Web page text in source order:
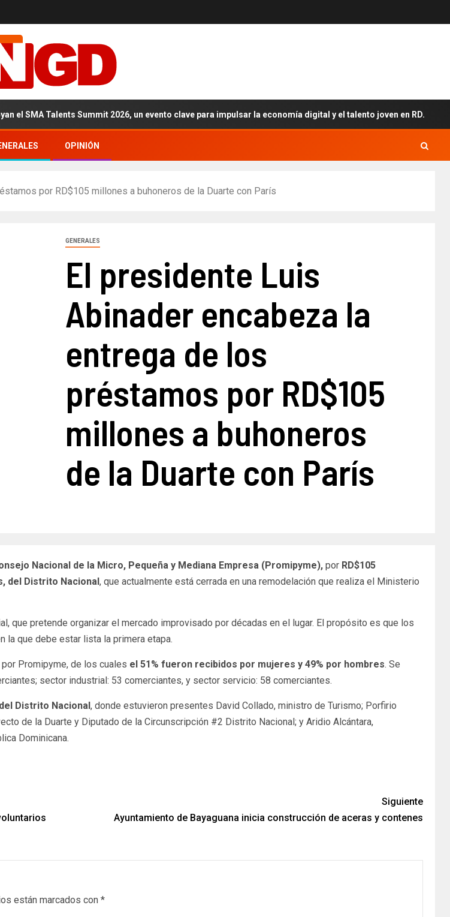
Talents Summit 2026, un evento clave para impulsar la economía digital y el talento joven en RD.
OPINIÓN
por RD$105 millones a buhoneros de la Duarte con París
GENERALES
El presidente Luis
Abinader encabeza la
entrega de los
préstamos por RD$105
millones a buhoneros
de la Duarte con París
Nacional de la Micro, Pequeña y Mediana Empresa (Promipyme), por RD$105
del Distrito Nacional, que actualmente está cerrada en una remodelación que realiza el Ministerio
que pretende organizar el mercado improvisado por décadas en el lugar. El propósito es que los
la que debe estar lista la primera etapa.
Promipyme, de los cuales el 51% fueron recibidos por mujeres y 49% por hombres. Se
sector industrial: 53 comerciantes, y sector servicio: 58 comerciantes.
Distrito Nacional, donde estuvieron presentes David Collado, ministro de Turismo; Porfirio
de la Duarte y Diputado de la Circunscripción #2 Distrito Nacional; y Aridio Alcántara,
Dominicana.
Siguiente
Ayuntamiento de Bayaguana inicia construcción de aceras y contenes
están marcados con *